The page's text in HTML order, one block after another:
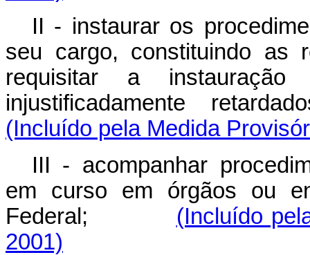
II - instaurar os
seu cargo, constituindo as
requisitar a
injustificadamente
(Incluído pela Medida
III - acompanhar
em curso em órgãos ou
Federal; (Incluído
2001)